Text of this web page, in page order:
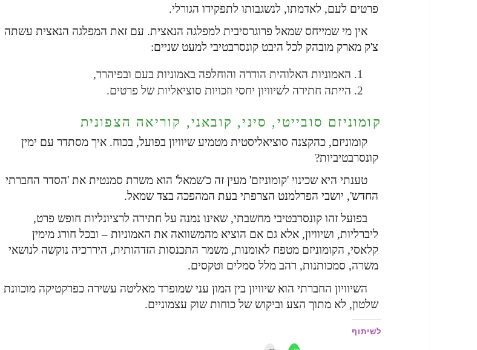
פרטים לעם, לאדמתו, לנשגבותו לתפקידו הגורלי.
אין מי שמייחס שמאל פרוגרסיבית למפלגה הנאצית. עם זאת המפלגה הנאצית עשתה
צ'ק מארק מובהק לכל היבט קונסרבטיבי למעט שניים:
האמוניות האלוהית הודרה והוחלפה באמוניות בעם ובפיהרר,
הייתה חתירה לשיוויון יחסי וזכויות סוציאליות של פרטים.
קומוניזם סובייטי, סיני, קובאני, קוריאה הצפונית
קומוניזם, כהקצנה סוציאליסטית מטמיע שיוויון בפועל, בכוח. איך מסתדר עם ימין
קונסרבטיביות?
טענתי היא שכינוי 'קומוניזם' מעין זה כ'שמאל' הוא משרת סמנטית את 'הסדר החברתי
החדש', יושבי הפרלמנט הצרפתי בעת המהפכה בצד שמאל.
בפועל זהו קונסרבטיבי מחשבתי, שאינו נמנה על חתירה לרציונליות חופש פרט,
ליברליות, ושיוויון, אלא גם אם הוציא מהמשוואה את האמוניות – ובכל חורג מימין
קלאסי, הקומוניזם מטפח לאומנות, משמר התכנסות הזדהותית, היררכיה נוקשה לנושאי
משרה, סמכותנות, רהב מלל סמלים וטקסים.
השיוויון החברתי הוא שיוויון בין המון עני שמופרד מאליטה עשירה כפרקטיקה מוכוונת
שלטון, לא מתוך הצע וביקוש של כוחות שוק עצמוניים.
לשיתוף